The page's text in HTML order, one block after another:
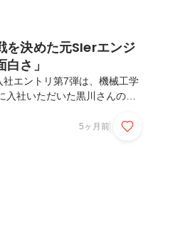
を決めた元SIerエンジ
さ」
エントリ第7弾は、機械工学
社いただいた黒川さんの記
いです。▼プロフィール黒川
上を目指した開発に従事。黒
5ヶ月前